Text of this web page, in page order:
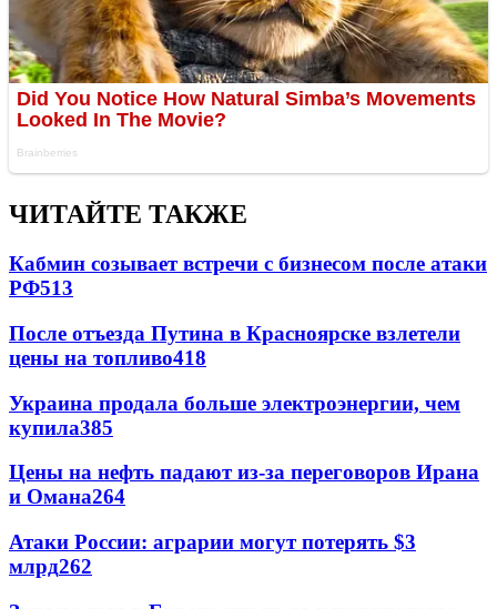
ЧИТАЙТЕ ТАКЖЕ
Кабмин созывает встречи с бизнесом после атаки
РФ513
После отъезда Путина в Красноярске взлетели
цены на топливо418
Украина продала больше электроэнергии, чем
купила385
Цены на нефть падают из-за переговоров Ирана
и Омана264
Атаки России: аграрии могут потерять $3
млрд262